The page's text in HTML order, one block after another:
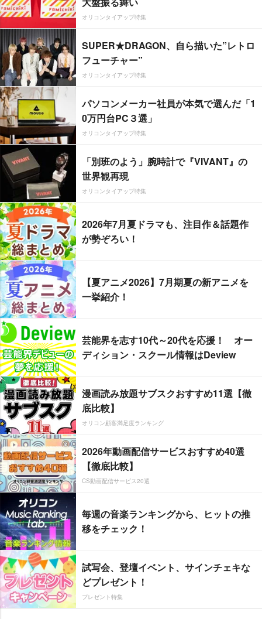
オリコンタイアップ特集
SUPER★DRAGON、自ら描いた”レトロ
フューチャー”
オリコンタイアップ特集
パソコンメーカー社員が本気で選んだ「1
0万円台PC３選」
オリコンタイアップ特集
「別班のよう」腕時計で『VIVANT』の
世界観再現
オリコンタイアップ特集
2026年7月夏ドラマも、注目作＆話題作
が勢ぞろい！
【夏アニメ2026】7月期夏の新アニメを
一挙紹介！
芸能界を志す10代～20代を応援！ オー
ディション・スクール情報はDeview
漫画読み放題サブスクおすすめ11選【徹
底比較】
オリコン顧客満足度ランキング
2026年動画配信サービスおすすめ40選
【徹底比較】
CS動画配信サービス20選
毎週の音楽ランキングから、ヒットの推
移をチェック！
試写会、登壇イベント、サインチェキな
どプレゼント！
プレゼント特集